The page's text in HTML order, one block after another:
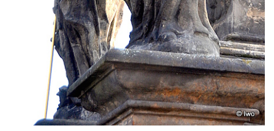
Sloup Panny Marie v Sokolově
Sloup Nejsvětější Trojice v Rumburku
Sloup Nejsvětější Trojice ve Šluknově
Sloup Nejsvětější Trojice v Kadani